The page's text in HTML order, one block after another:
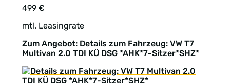
499 €
mtl. Leasingrate
Zum Angebot: Details zum Fahrzeug: VW T7
Multivan 2.0 TDI KÜ DSG *AHK*7-Sitzer*SHZ*